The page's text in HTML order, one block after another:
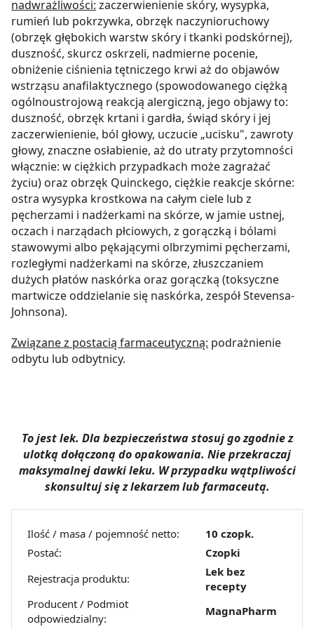
nadwrażliwości: zaczerwienienie skóry, wysypka,
rumień lub pokrzywka, obrzęk naczynioruchowy
(obrzęk głębokich warstw skóry i tkanki podskórnej),
duszność, skurcz oskrzeli, nadmierne pocenie,
obniżenie ciśnienia tętniczego krwi aż do objawów
wstrząsu anafilaktycznego (spowodowanego ciężką
ogólnoustrojową reakcją alergiczną, jego objawy to:
duszność, obrzęk krtani i gardła, świąd skóry i jej
zaczerwienienie, ból głowy, uczucie „ucisku", zawroty
głowy, znaczne osłabienie, aż do utraty przytomności
włącznie: w ciężkich przypadkach może zagrażać
życiu) oraz obrzęk Quinckego, ciężkie reakcje skórne:
ostra wysypka krostkowa na całym ciele lub z
pęcherzami i nadżerkami na skórze, w jamie ustnej,
oczach i narządach płciowych, z gorączką i bólami
stawowymi albo pękającymi olbrzymimi pęcherzami,
rozległymi nadżerkami na skórze, złuszczaniem
dużych płatów naskórka oraz gorączką (toksyczne
martwicze oddzielanie się naskórka, zespół Stevensa-
Johnsona).
Związane z postacią farmaceutyczną: podrażnienie
odbytu lub odbytnicy.
To jest lek. Dla bezpieczeństwa stosuj go zgodnie z
ulotką dołączoną do opakowania. Nie przekraczaj
maksymalnej dawki leku. W przypadku wątpliwości
skonsultuj się z lekarzem lub farmaceutą.
Ilość / masa / pojemność netto:
10 czopk.
Postać:
Czopki
Rejestracja produktu:
Lek bez
recepty
Producent / Podmiot
odpowiedzialny:
MagnaPharm